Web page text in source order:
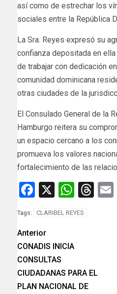
así como de estrechar los
sociales entre la República
La Sra. Reyes expresó su
confianza depositada en
de trabajar con dedicación
comunidad dominicana
otras ciudades de la
El Consulado General de la
Hamburgo reitera su
un espacio cercano a los
promueva los valores
fortalecimiento de las
Facebook
X
Tags: CLARIBEL REYES
Anterior
CONADIS INICIA
CONSULTAS
CIUDADANAS PARA EL
PLAN NACIONAL DE